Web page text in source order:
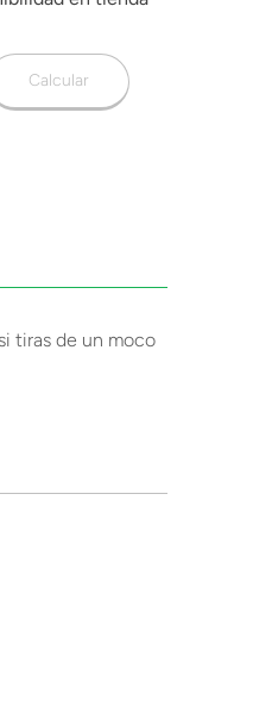
Calcular
tiras de un moco